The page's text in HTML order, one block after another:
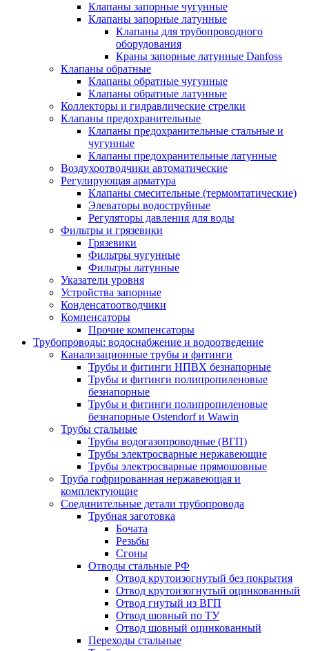
Клапаны запорные чугунные
Клапаны запорные латунные
Клапаны для трубопроводного
оборудования
Краны запорные латунные Danfoss
Клапаны обратные
Клапаны обратные чугунные
Клапаны обратные латунные
Коллекторы и гидравлические стрелки
Клапаны предохранительные
Клапаны предохранительные стальные и
чугунные
Клапаны предохранительные латунные
Воздухоотводчики автоматические
Регулирующая арматура
Клапаны смесительные (термомтатические)
Элеваторы водоструйные
Регуляторы давления для воды
Фильтры и грязевики
Грязевики
Фильтры чугунные
Фильтры латунные
Указатели уровня
Устройства запорные
Конденсатоотводчики
Компенсаторы
Прочие компенсаторы
Трубопроводы: водоснабжение и водоотведение
Канализационные трубы и фитинги
Трубы и фитинги НПВХ безнапорные
Трубы и фитинги полипропиленовые
безнапорные
Трубы и фитинги полипропиленовые
безнапорные Ostendorf и Wawin
Трубы стальные
Трубы водогазопроводные (ВГП)
Трубы электросварные нержавеющие
Трубы электросварные прямошовные
Труба гофрированная нержавеющая и
комплектующие
Соединительные детали трубопровода
Трубная заготовка
Бочата
Резьбы
Сгоны
Отводы стальные РФ
Отвод крутоизогнутый без покрытия
Отвод крутоизогнутый оцинкованный
Отвод гнутый из ВГП
Отвод шовный по ТУ
Отвод шовный оцинкованный
Переходы стальные